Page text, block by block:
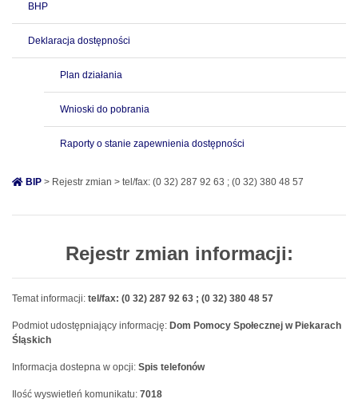
BHP
Deklaracja dostępności
Plan działania
Wnioski do pobrania
Raporty o stanie zapewnienia dostępności
BIP > Rejestr zmian > tel/fax: (0 32) 287 92 63 ; (0 32) 380 48 57
Rejestr zmian informacji:
Temat informacji: tel/fax: (0 32) 287 92 63 ; (0 32) 380 48 57
Podmiot udostępniający informację: Dom Pomocy Społecznej w Piekarach
Śląskich
Informacja dostepna w opcji: Spis telefonów
Ilość wyswietleń komunikatu: 7018